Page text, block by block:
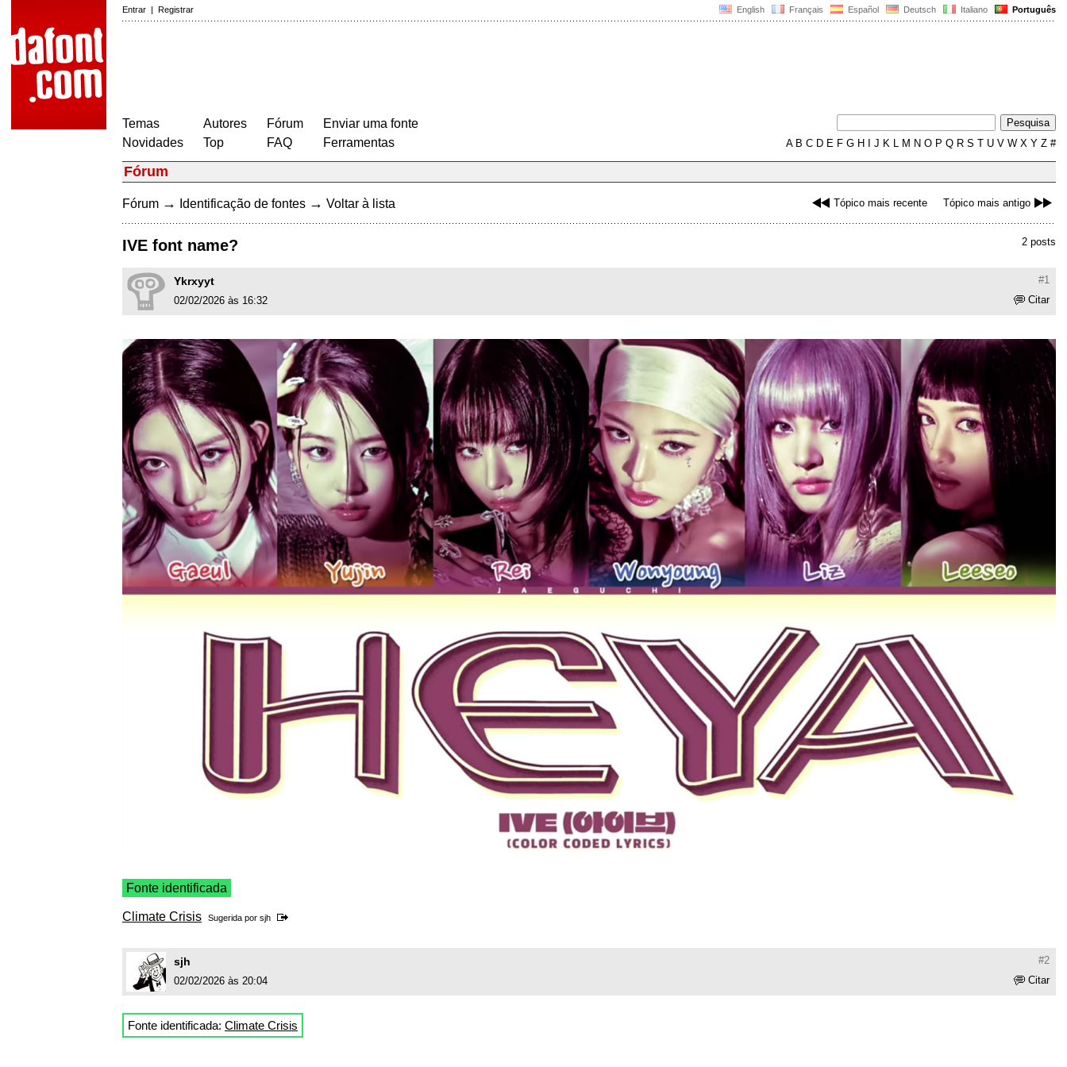
English Français Español Deutsch Italiano Português
Entrar | Registrar
Temas
Novidades
Autores
Top
Fórum
FAQ
Enviar uma fonte
Ferramentas
AB C D E F G H J K L M N O P Q R S T U V W X Y Z #
Fórum
Tópico mais recente Tópico mais antigo
Fórum → Identificação de fontes → Voltar à lista
2 posts
IVE font name?
#1
Ykrxyyt
Citar
02/02/2026 às 16:32
Fonte identificada
Climate Crisis Sugerida por sjh
#2
sjh
Citar
02/02/2026 às 20:04
Fonte identificada: Climate Crisis